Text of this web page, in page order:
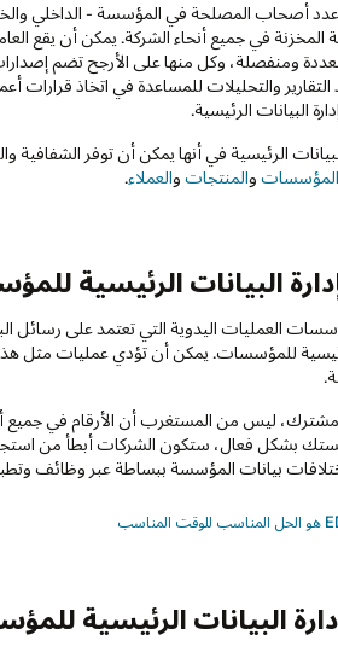
أصحاب المصلحة في المؤسسة - الداخلي
المخزنة في جميع أنحاء الشركة. يمكن أن يقع
ومنفصلة، وكل منها على الأرجح تضم
التقارير والتحليلات للمساعدة في اتخاذ قرارات
البيانات الرئيسية.
البيانات الرئيسية في أنها يمكن أن توفر
المؤسسات والمنتجات والعملاء.
البيانات الرئيسية
العمليات اليدوية التي تعتمد على رسائل
للمؤسسات. يمكن أن تؤدي عمليات مثل
ليس من المستغرب أن الأرقام في جميع
بشكل فعال، ستكون الشركات أبطأ من
بيانات المؤسسة ببساطة عبر وظائف
البيانات الرئيسية